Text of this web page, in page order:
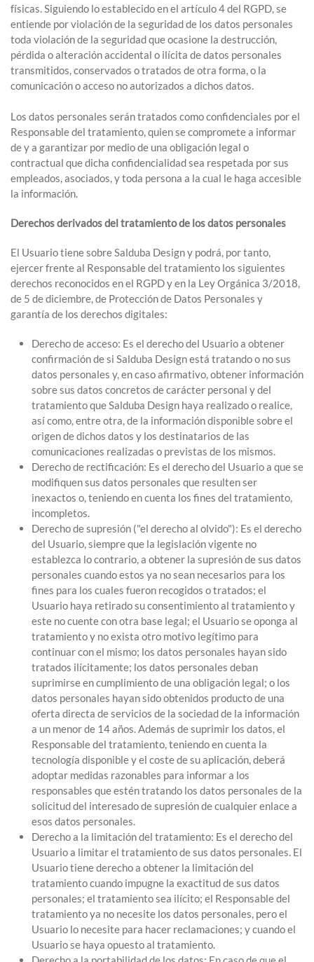
físicas. Siguiendo lo establecido en el artículo 4 del RGPD, se
entiende por violación de la seguridad de los datos personales
toda violación de la seguridad que ocasione la destrucción,
pérdida o alteración accidental o ilícita de datos personales
transmitidos, conservados o tratados de otra forma, o la
comunicación o acceso no autorizados a dichos datos.
Los datos personales serán tratados como confidenciales por el
Responsable del tratamiento, quien se compromete a informar
de y a garantizar por medio de una obligación legal o
contractual que dicha confidencialidad sea respetada por sus
empleados, asociados, y toda persona a la cual le haga accesible
la información.
Derechos derivados del tratamiento de los datos personales
El Usuario tiene sobre Salduba Design y podrá, por tanto,
ejercer frente al Responsable del tratamiento los siguientes
derechos reconocidos en el RGPD y en la Ley Orgánica 3/2018,
de 5 de diciembre, de Protección de Datos Personales y
garantía de los derechos digitales:
Derecho de acceso: Es el derecho del Usuario a obtener
confirmación de si Salduba Design está tratando o no sus
datos personales y, en caso afirmativo, obtener información
sobre sus datos concretos de carácter personal y del
tratamiento que Salduba Design haya realizado o realice,
así como, entre otra, de la información disponible sobre el
origen de dichos datos y los destinatarios de las
comunicaciones realizadas o previstas de los mismos.
Derecho de rectificación: Es el derecho del Usuario a que se
modifiquen sus datos personales que resulten ser
inexactos o, teniendo en cuenta los fines del tratamiento,
incompletos.
Derecho de supresión ("el derecho al olvido"): Es el derecho
del Usuario, siempre que la legislación vigente no
establezca lo contrario, a obtener la supresión de sus datos
personales cuando estos ya no sean necesarios para los
fines para los cuales fueron recogidos o tratados; el
Usuario haya retirado su consentimiento al tratamiento y
este no cuente con otra base legal; el Usuario se oponga al
tratamiento y no exista otro motivo legítimo para
continuar con el mismo; los datos personales hayan sido
tratados ilícitamente; los datos personales deban
suprimirse en cumplimiento de una obligación legal; o los
datos personales hayan sido obtenidos producto de una
oferta directa de servicios de la sociedad de la información
a un menor de 14 años. Además de suprimir los datos, el
Responsable del tratamiento, teniendo en cuenta la
tecnología disponible y el coste de su aplicación, deberá
adoptar medidas razonables para informar a los
responsables que estén tratando los datos personales de la
solicitud del interesado de supresión de cualquier enlace a
esos datos personales.
Derecho a la limitación del tratamiento: Es el derecho del
Usuario a limitar el tratamiento de sus datos personales. El
Usuario tiene derecho a obtener la limitación del
tratamiento cuando impugne la exactitud de sus datos
personales; el tratamiento sea ilícito; el Responsable del
tratamiento ya no necesite los datos personales, pero el
Usuario lo necesite para hacer reclamaciones; y cuando el
Usuario se haya opuesto al tratamiento.